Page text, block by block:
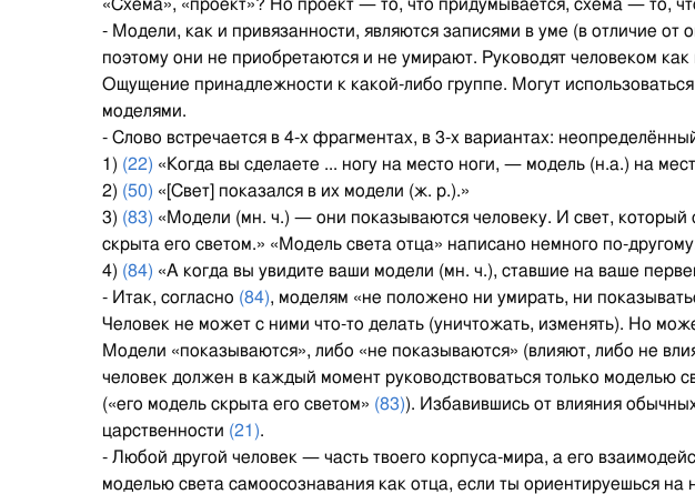
«Схема», «проект»? Но проект — то, что придумывается, схема — то,
- Модели, как и привязанности, являются записями в уме (в отличие
поэтому они не приобретаются и не умирают. Руководят человеком
Ощущение принадлежности к какой-либо группе. Могут
моделями.
- Слово встречается в 4-х фрагментах, в 3-х вариантах:
1) (22) «Когда вы сделаете ... ногу на место ноги, — модель (н.а.) на
2) (50) «[Свет] показался в их модели (ж. р.).»
3) (83) «Модели (мн. ч.) — они показываются человеку. И свет, который
скрыта его светом.» «Модель света отца» написано немного по-
4) (84) «А когда вы увидите ваши модели (мн. ч.), ставшие на ваше
- Итак, согласно (84), моделям «не положено ни умирать, ни
Человек не может с ними что-то делать (уничтожать, изменять). Но
Модели «показываются», либо «не показываются» (влияют, либо не
человек должен в каждый момент руководствоваться только моделью
(«его модель скрыта его светом» (83)). Избавившись от влияния
царственности (21).
- Любой другой человек — часть твоего корпуса-мира, а его
моделью света самоосознавания как отца, если ты ориентируешься на